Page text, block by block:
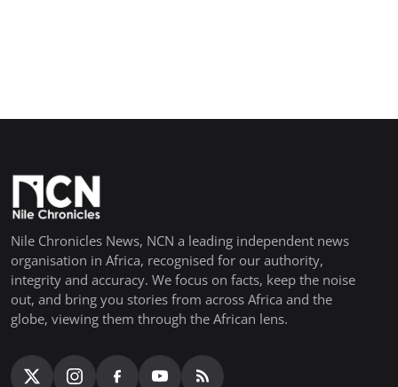
Nile Chronicles News, NCN a leading independent news
organisation in Africa, recognised for our authority,
integrity and accuracy. We focus on facts, keep the noise
out, and bring you stories from across Africa and the
globe, viewing them through the African lens.